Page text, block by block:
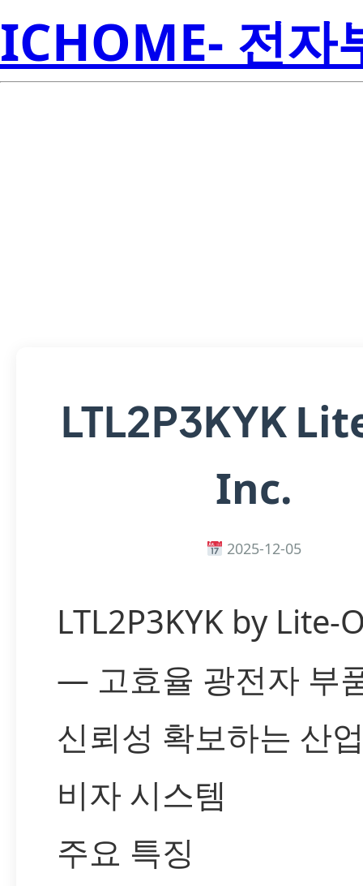
ICHOME- 전자
LTL2P3KYK
Inc.
2025-12-05
LTL2P3KYK by Lite-
— 고효율 광전자 부
신뢰성 확보하는 산
비자 시스템
주요 특징